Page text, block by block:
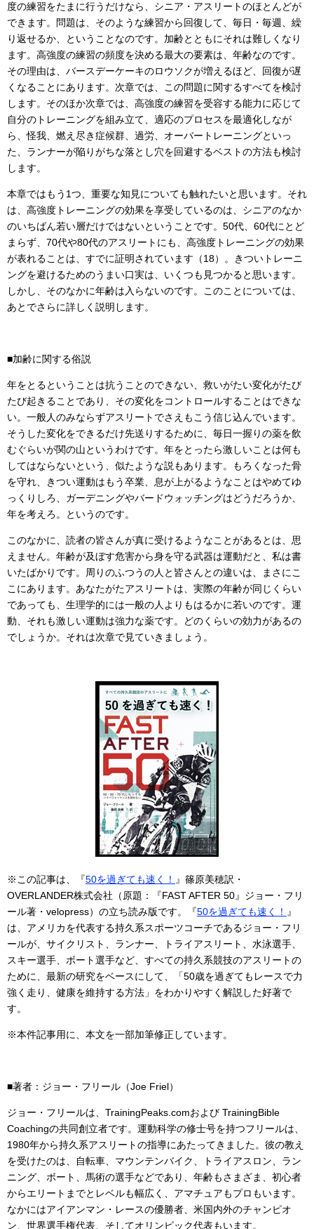
度の練習をたまに行うだけなら、シニア・アスリートのほとんどが
できます。問題は、そのような練習から回復して、毎日・毎週、繰
り返せるか、ということなのです。加齢とともにそれは難しくなり
ます。高強度の練習の頻度を決める最大の要素は、年齢なのです。
その理由は、バースデーケーキのロウソクが増えるほど、回復が遅
くなることにあります。次章では、この問題に関するすべてを検討
します。そのほか次章では、高強度の練習を受容する能力に応じて
自分のトレーニングを組み立て、適応のプロセスを最適化しなが
ら、怪我、燃え尽き症候群、過労、オーバートレーニングといっ
た、ランナーが陥りがちな落とし穴を回避するベストの方法も検討
します。
本章ではもう1つ、重要な知見についても触れたいと思います。それ
は、高強度トレーニングの効果を享受しているのは、シニアのなか
のいちばん若い層だけではないということです。50代、60代にとど
まらず、70代や80代のアスリートにも、高強度トレーニングの効果
が表れることは、すでに証明されています（18）。きついトレーニ
ングを避けるためのうまい口実は、いくつも見つかると思います。
しかし、そのなかに年齢は入らないのです。このことについては、
あとでさらに詳しく説明します。
■加齢に関する俗説
年をとるということは抗うことのできない、救いがたい変化がたび
たび起きることであり、その変化をコントロールすることはできな
い。一般人のみならずアスリートでさえもこう信じ込んでいます。
そうした変化をできるだけ先送りするために、毎日一握りの薬を飲
むぐらいが関の山というわけです。年をとったら激しいことは何も
してはならないという、似たような説もあります。もろくなった骨
を守れ、きつい運動はもう卒業、息が上がるようなことはやめてゆ
っくりしろ、ガーデニングやバードウォッチングはどうだろうか、
年を考えろ。というのです。
このなかに、読者の皆さんが真に受けるようなことがあるとは、思
えません。年齢が及ぼす危害から身を守る武器は運動だと、私は書
いたばかりです。周りのふつうの人と皆さんとの違いは、まさにこ
こにあります。あなたがたアスリートは、実際の年齢が同じくらい
であっても、生理学的には一般の人よりもはるかに若いのです。運
動、それも激しい運動は強力な薬です。どのくらいの効力があるの
でしょうか。それは次章で見ていきましょう。
※この記事は、『50を過ぎても速く！ 』篠原美穂訳・
OVERLANDER株式会社（原題：『FAST AFTER 50』ジョー・フリ
ール著・velopress）の立ち読み版です。『50を過ぎても速く！ 』
は、アメリカを代表する持久系スポーツコーチであるジョー・フリ
ールが、サイクリスト、ランナー、トライアスリート、水泳選手、
スキー選手、ボート選手など、すべての持久系競技のアスリートの
ために、最新の研究をベースにして、「50歳を過ぎてもレースで力
強く走り、健康を維持する方法」をわかりやすく解説した好著で
す。
※本件記事用に、本文を一部加筆修正しています。
■著者：ジョー・フリール（Joe Friel）
ジョー・フリールは、TrainingPeaks.comおよび TrainingBible
Coachingの共同創立者です。運動科学の修士号を持つフリールは、
1980年から持久系アスリートの指導にあたってきました。彼の教え
を受けたのは、自転車、マウンテンバイク、トライアスロン、ラン
ニング、ボート、馬術の選手などであり、年齢もさまざま、初心者
からエリートまでとレベルも幅広く、アマチュアもプロもいます。
なかにはアイアンマン・レースの優勝者、米国内外のチャンピオ
ン、世界選手権代表、そしてオリンピック代表もいます。